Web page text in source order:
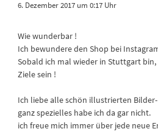
6. Dezember 2017 um 0:17 Uhr
Wie wunderbar !
Ich bewundere den Shop bei
Sobald ich mal wieder in Stuttgart
Ziele sein !
Ich liebe alle schön illustrierten
ganz spezielles habe ich da gar nicht.
ich freue mich immer über jede neue